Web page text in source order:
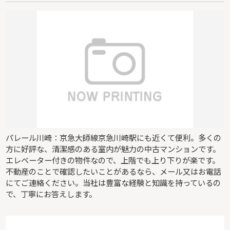
パレール川崎：京急大師線京急川崎駅にも近くて便利。多くの
方に好評な、清潔感のある室内が魅力の中古マンションです。
エレベーター付きの物件なので、上階でも上り下りが楽です。
不動産のことで確認したいことがあるなら、メール又はお電話
にてご連絡ください。当社は豊富な経験と知識を持っているの
で、丁寧にお答えします。